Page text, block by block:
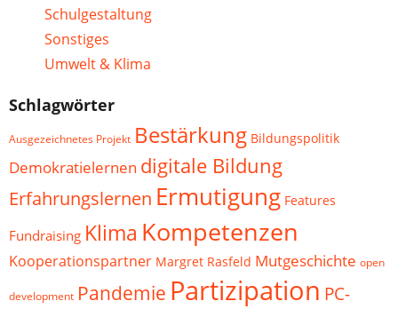
Schulgestaltung
Sonstiges
Umwelt & Klima
Schlagwörter
Ausgezeichnetes Projekt Bestärkung Bildungspolitik
Demokratielernen digitale Bildung
Erfahrungslernen Ermutigung Features
Fundraising Klima Kompetenzen
Kooperationspartner Margret Rasfeld Mutgeschichte open
development Pandemie Partizipation PC-